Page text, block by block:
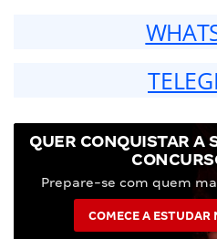
QUER CONQUISTAR A
Prepare-se com quem
COMECE A ESTUDAR